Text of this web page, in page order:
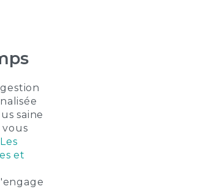
saine
vous
Les
et